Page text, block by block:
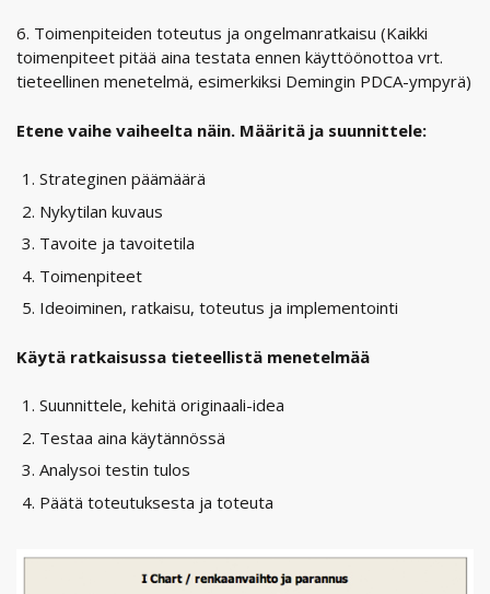
6. Toimenpiteiden toteutus ja ongelmanratkaisu (Kaikki
toimenpiteet pitää aina testata ennen käyttöönottoa vrt.
tieteellinen menetelmä, esimerkiksi Demingin PDCA-ympyrä)
Etene vaihe vaiheelta näin. Määritä ja suunnittele:
Strateginen päämäärä
Nykytilan kuvaus
Tavoite ja tavoitetila
Toimenpiteet
Ideoiminen, ratkaisu, toteutus ja implementointi
Käytä ratkaisussa tieteellistä menetelmää
Suunnittele, kehitä originaali-idea
Testaa aina käytännössä
Analysoi testin tulos
Päätä toteutuksesta ja toteuta